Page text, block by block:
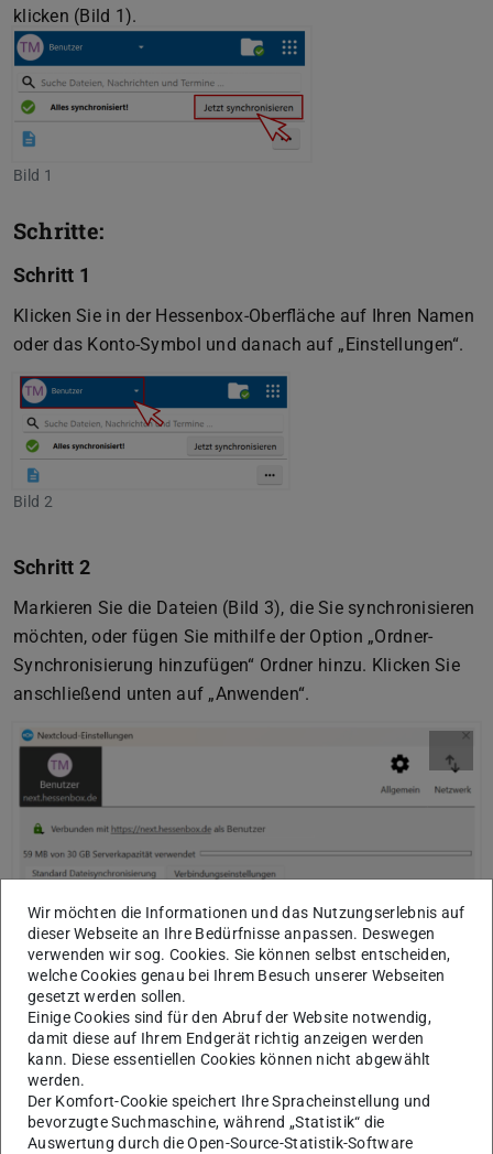
klicken (Bild 1).
Bild 1
Schritte:
Schritt 1
Klicken Sie in der Hessenbox-Oberfläche auf Ihren Namen
oder das Konto-Symbol und danach auf „Einstellungen“.
Bild 2
Schritt 2
Markieren Sie die Dateien (Bild 3), die Sie synchronisieren
möchten, oder fügen Sie mithilfe der Option „Ordner-
Synchronisierung hinzufügen“ Ordner hinzu. Klicken Sie
anschließend unten auf „Anwenden“.
Bild 3
Schritt 3
Wir möchten die Informationen und das Nutzungserlebnis auf
dieser Webseite an Ihre Bedürfnisse anpassen. Deswegen
verwenden wir sog. Cookies. Sie können selbst entscheiden,
welche Cookies genau bei Ihrem Besuch unserer Webseiten
gesetzt werden sollen.
Einige Cookies sind für den Abruf der Website notwendig,
damit diese auf Ihrem Endgerät richtig anzeigen werden
kann. Diese essentiellen Cookies können nicht abgewählt
werden.
Der Komfort-Cookie speichert Ihre Spracheinstellung und
bevorzugte Suchmaschine, während „Statistik“ die
Auswertung durch die Open-Source-Statistik-Software